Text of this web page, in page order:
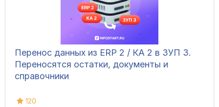
Перенос данных из ERP 2 / КА 2 в ЗУП 3.
Переносятся остатки, документы и
справочники
120